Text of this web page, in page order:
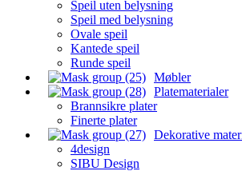
Speil uten belysning
Speil med belysning
Ovale speil
Kantede speil
Runde speil
Møbler
Platematerialer
Brannsikre plater
Finerte plater
Dekorative
4design
SIBU Design